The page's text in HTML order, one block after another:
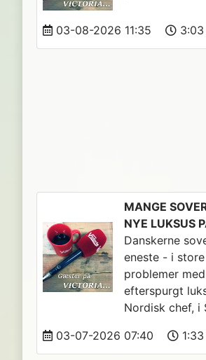
03-08-2026 11:35 3:03
MANGE
NYE LUKSUS
Danskerne
eneste - i
problemer
efterspurgt
Nordisk chef, i
03-07-2026 07:40 1:33